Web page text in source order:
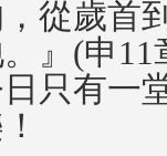
從歲首
』(申11
只有一